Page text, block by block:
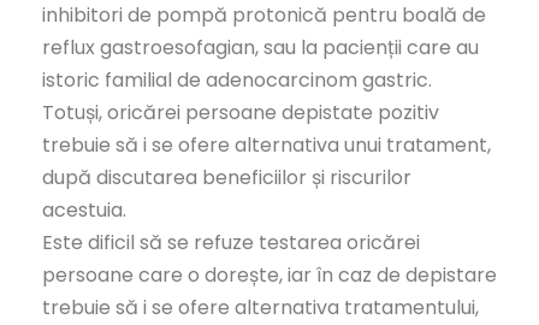
inhibitori de pompă protonică pentru boală de
reflux gastroesofagian, sau la pacienții care au
istoric familial de adenocarcinom gastric.
Totuși, oricărei persoane depistate pozitiv
trebuie să i se ofere alternativa unui tratament,
după discutarea beneficiilor și riscurilor
acestuia.
Este dificil să se refuze testarea oricărei
persoane care o dorește, iar în caz de depistare
trebuie să i se ofere alternativa tratamentului,